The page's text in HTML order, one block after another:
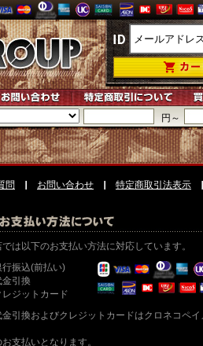
円～
問 お問い合わせ 特定商取引法表示
では以下のお支払い方法に対応しています。
行振込(前払い)
金引換
レジットカード
引換およびクレジットカードはクロネコペイ
支払いとなります。